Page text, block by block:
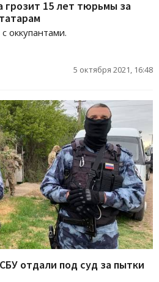
грозит 15 лет тюрьмы за
оккупантами.
5 октября 2021, 16:48
отдали под суд за пытки